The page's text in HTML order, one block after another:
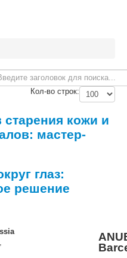
Кол-во строк:
кожи и
мастер-
глаз:
решение